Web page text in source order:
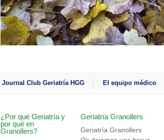
Journal Club Geriatría HGG El equipo médico
¿Por qué Geriatría y
por qué en
Granollers?
Geriatría Granollers
Geriatría Granollers